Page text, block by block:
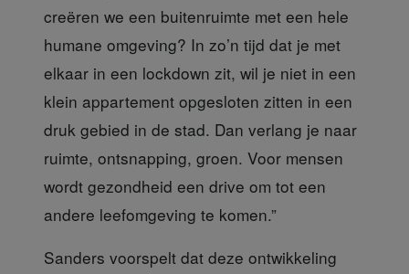
creëren we een buitenruimte met een hele
humane omgeving? In zo’n tijd dat je met
elkaar in een lockdown zit, wil je niet in een
klein appartement opgesloten zitten in een
druk gebied in de stad. Dan verlang je naar
ruimte, ontsnapping, groen. Voor mensen
wordt gezondheid een drive om tot een
andere leefomgeving te komen.”
Sanders voorspelt dat deze ontwikkeling